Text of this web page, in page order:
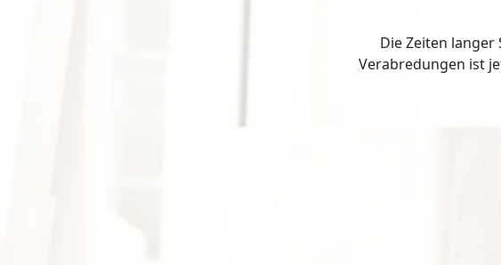
Die Zeiten
Verabredungen ist